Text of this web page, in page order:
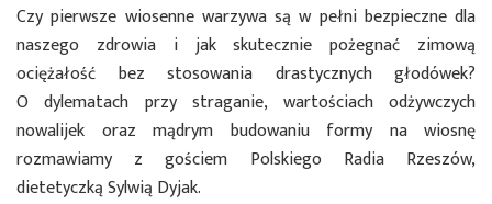
Czy pierwsze wiosenne warzywa są w pełni bezpieczne dla
naszego zdrowia i jak skutecznie pożegnać zimową
ociężałość bez stosowania drastycznych głodówek?
O dylematach przy straganie, wartościach odżywczych
nowalijek oraz mądrym budowaniu formy na wiosnę
rozmawiamy z gościem Polskiego Radia Rzeszów,
dietetyczką Sylwią Dyjak.